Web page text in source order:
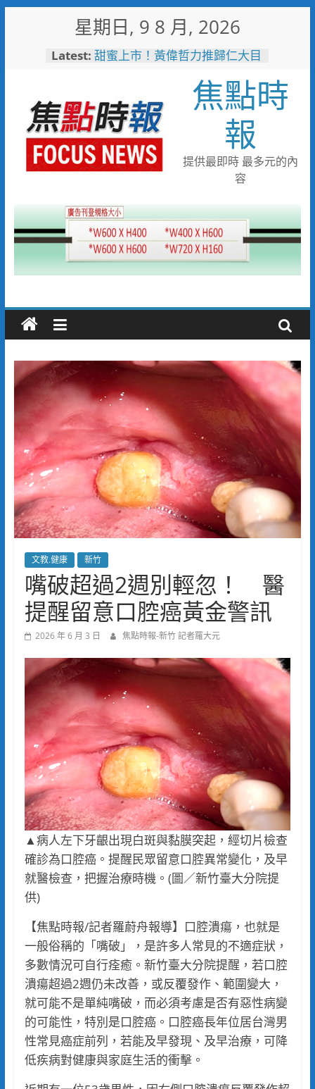
星期日, 9 8 月, 2026
Latest: 甜蜜上市！黃偉哲力推歸仁大目
臺鐵高雄機廠變身全台最大免費
樂園 陳其邁:保存百年產業記
憶！
「火車醫院」變身親子天堂！高
雄親子遊樂園開幕首日人潮爆棚
「高雄親子樂園」爆紅！全臺最
大免費園區首日吸三萬人朝聖
起於無心成於熱愛 王貴嬋現代
水墨個展
焦點時
報
提供最即時 最多元的內
容
文教.健康 新竹
嘴破超過2週別輕忽！ 醫
提醒留意口腔癌黃金警訊
2026 年 6 月 3 日 焦點時報-新竹 記者羅大元
▲病人左下牙齦出現白斑與黏膜突起，經切片檢查
確診為口腔癌。提醒民眾留意口腔異常變化，及早
就醫檢查，把握治療時機。(圖／新竹臺大分院提
供)
【焦點時報/記者羅蔚舟報導】口腔潰瘍，也就是
一般俗稱的「嘴破」，是許多人常見的不適症狀，
多數情況可自行痊癒。新竹臺大分院提醒，若口腔
潰瘍超過2週仍未改善，或反覆發作、範圍變大，
就可能不是單純嘴破，而必須考慮是否有惡性病變
的可能性，特別是口腔癌。口腔癌長年位居台灣男
性常見癌症前列，若能及早發現、及早治療，可降
低疾病對健康與家庭生活的衝擊。